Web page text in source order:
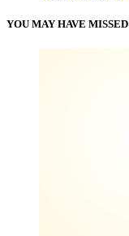
YOU MAY HAVE MISSED